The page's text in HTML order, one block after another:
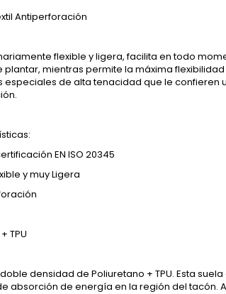
Antiperforación
flexible y ligera, facilita en todo
plantar, mientras permite la máxima
especiales de alta tenacidad que le
EN ISO 20345
y muy Ligera
TPU
densidad de Poliuretano + TPU. Esta
absorción de energía en la región del tacón.